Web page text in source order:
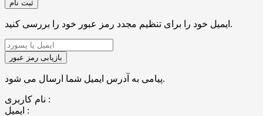
ایمیل خود را برای تنظیم مجدد رمز عبور خود را بررسی کنید.
پیامی به آدرس ایمیل شما ارسال می شود.
نام کاربری :
ایمیل :